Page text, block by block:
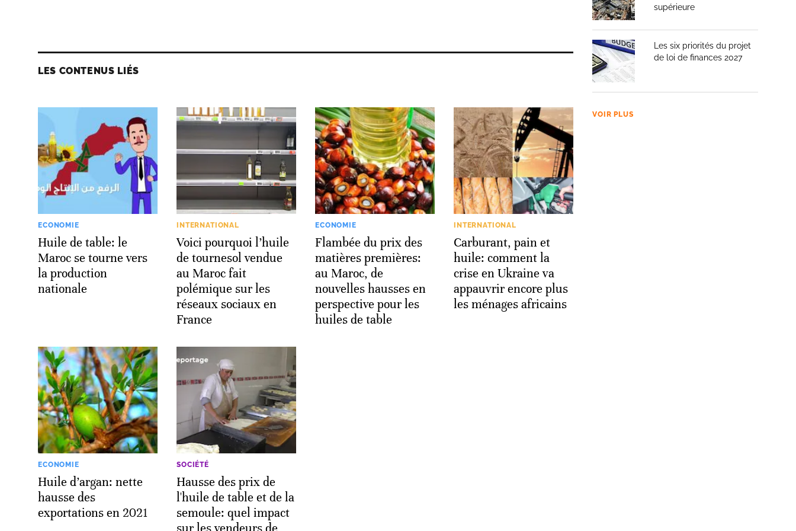
LES CONTENUS LIÉS
ECONOMIE
Huile de table: le
Maroc se tourne vers
la production
nationale
INTERNATIONAL
Voici pourquoi l’huile
de tournesol vendue
au Maroc fait
polémique sur les
réseaux sociaux en
France
ECONOMIE
Flambée du prix des
matières premières:
au Maroc, de
nouvelles hausses en
perspective pour les
huiles de table
INTERNATIONAL
Carburant, pain et
huile: comment la
crise en Ukraine va
appauvrir encore plus
les ménages africains
ECONOMIE
Huile d’argan: nette
hausse des
exportations en 2021
SOCIÉTÉ
Hausse des prix de
l'huile de table et de la
semoule: quel impact
supérieure
Les six priorités du projet
de loi de finances 2027
VOIR PLUS